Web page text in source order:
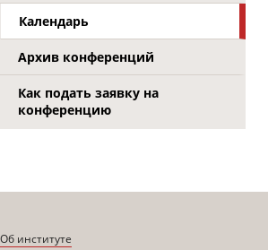
Календарь
Архив конференций
Как подать заявку на
конференцию
Об институте